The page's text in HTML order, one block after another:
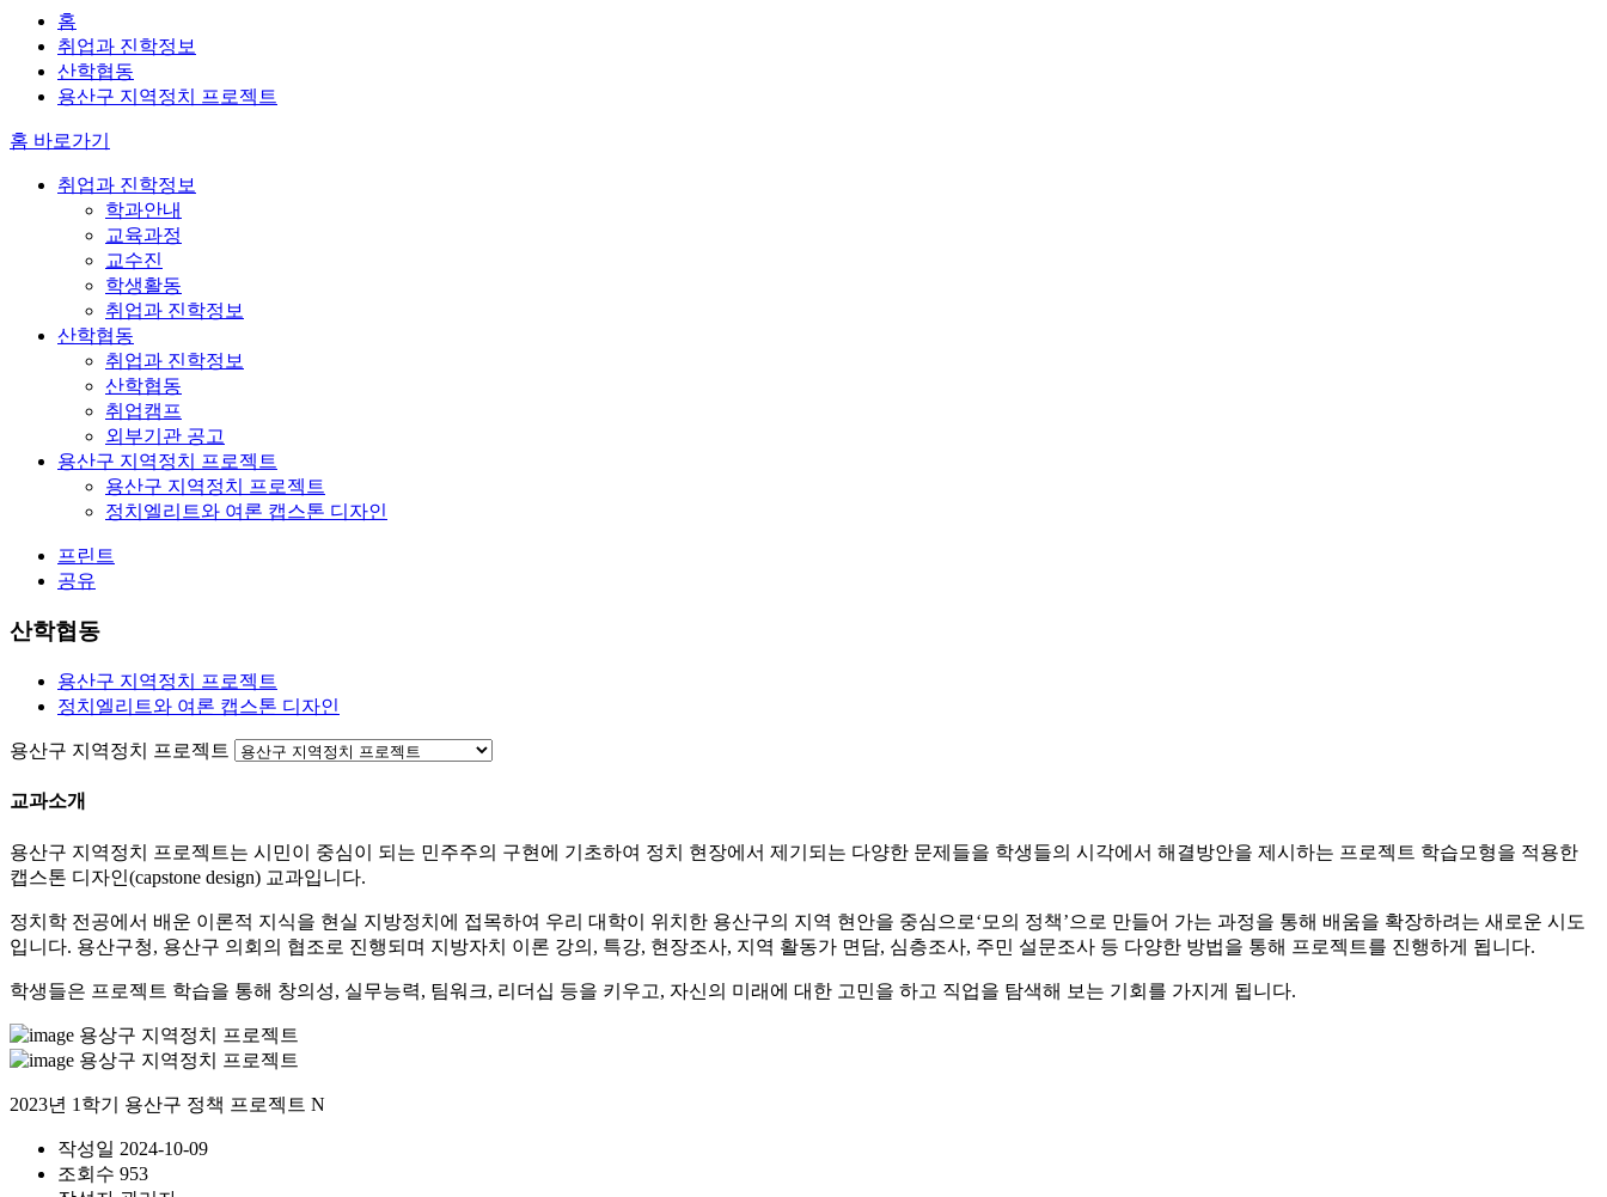
홈
취업과 진학정보
산학협동
용산구 지역정치 프로젝트
홈 바로가기
취업과 진학정보
학과안내
교육과정
교수진
학생활동
취업과 진학정보
산학협동
취업과 진학정보
산학협동
취업캠프
외부기관 공고
용산구 지역정치 프로젝트
용산구 지역정치 프로젝트
정치엘리트와 여론 캡스톤 디자인
프린트
공유
산학협동
용산구 지역정치 프로젝트
정치엘리트와 여론 캡스톤 디자인
용산구 지역정치 프로젝트
교과소개
용산구 지역정치 프로젝트는 시민이 중심이 되는 민주주의 구현에 기초하여 정치 현장에서 제기되는 다양한 문제들을 학생들의 시각에서 해결방안을 제시하는 프로젝트 학습모형을 적용한
캡스톤 디자인(capstone design) 교과입니다.
정치학 전공에서 배운 이론적 지식을 현실 지방정치에 접목하여 우리 대학이 위치한 용산구의 지역 현안을 중심으로‘모의 정책’으로 만들어 가는 과정을 통해 배움을 확장하려는 새로운 시도
입니다. 용산구청, 용산구 의회의 협조로 진행되며 지방자치 이론 강의, 특강, 현장조사, 지역 활동가 면담, 심층조사, 주민 설문조사 등 다양한 방법을 통해 프로젝트를 진행하게 됩니다.
학생들은 프로젝트 학습을 통해 창의성, 실무능력, 팀워크, 리더십 등을 키우고, 자신의 미래에 대한 고민을 하고 직업을 탐색해 보는 기회를 가지게 됩니다.
2023년 1학기 용산구 정책 프로젝트 N
작성일 2024-10-09
조회수 953